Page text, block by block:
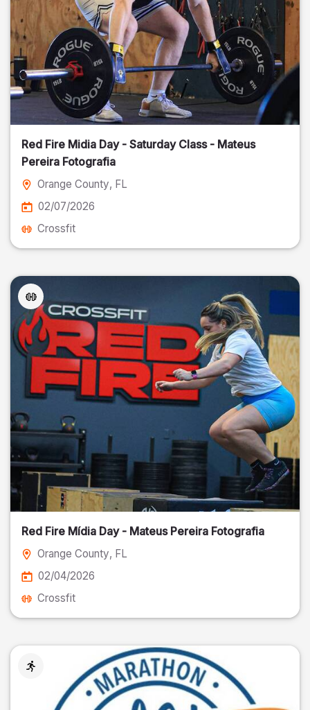
Red Fire Midia Day - Saturday Class - Mateus
Pereira Fotografia
Orange County, FL
02/07/2026
Crossfit
Red Fire Mídia Day - Mateus Pereira Fotografia
Orange County, FL
02/04/2026
Crossfit